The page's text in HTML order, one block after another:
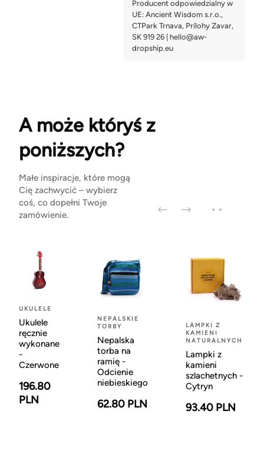
A może któryś z
poniższych?
Małe inspiracje, które mogą
Cię zachwycić – wybierz
coś, co dopełni Twoje
zamówienie.
UKULELE
Ukulele
ręcznie
wykonane
-
Czerwone
196.80
PLN
NEPALSKIE
TORBY
Nepalska
torba na
ramię -
Odcienie
niebieskiego
62.80 PLN
LAMPKI Z
KAMIENI
NATURALNYCH
Lampki z
kamieni
szlachetnych -
Cytryn
93.40 PLN